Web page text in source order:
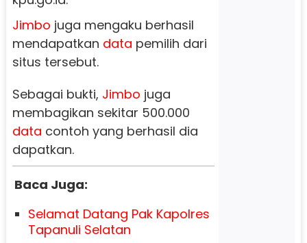
Jimbo juga mengaku berhasil
mendapatkan data pemilih dari
situs tersebut.
Sebagai bukti, Jimbo juga
membagikan sekitar 500.000
data contoh yang berhasil dia
dapatkan.
Baca Juga:
Selamat Datang Pak Kapolres
Tapanuli Selatan